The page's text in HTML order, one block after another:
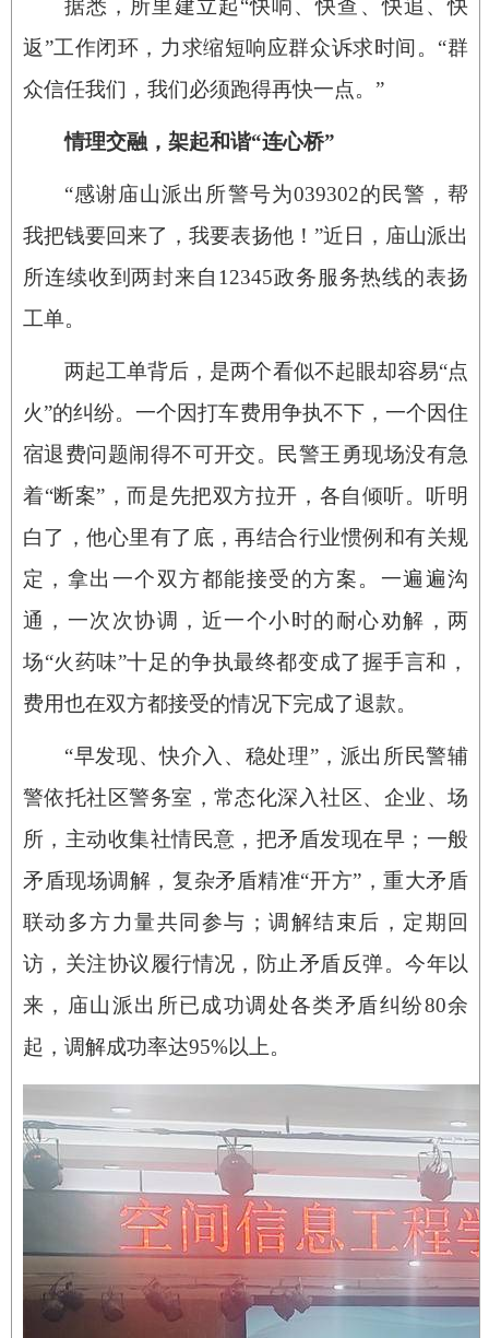
据悉，所里建立起“快响、快查、快追、快
返”工作闭环，力求缩短响应群众诉求时间。“群
众信任我们，我们必须跑得再快一点。”
情理交融，架起和谐“连心桥”
“感谢庙山派出所警号为039302的民警，帮
我把钱要回来了，我要表扬他！”近日，庙山派出
所连续收到两封来自12345政务服务热线的表扬
工单。
两起工单背后，是两个看似不起眼却容易“点
火”的纠纷。一个因打车费用争执不下，一个因住
宿退费问题闹得不可开交。民警王勇现场没有急
着“断案”，而是先把双方拉开，各自倾听。听明
白了，他心里有了底，再结合行业惯例和有关规
定，拿出一个双方都能接受的方案。一遍遍沟
通，一次次协调，近一个小时的耐心劝解，两
场“火药味”十足的争执最终都变成了握手言和，
费用也在双方都接受的情况下完成了退款。
“早发现、快介入、稳处理”，派出所民警辅
警依托社区警务室，常态化深入社区、企业、场
所，主动收集社情民意，把矛盾发现在早；一般
矛盾现场调解，复杂矛盾精准“开方”，重大矛盾
联动多方力量共同参与；调解结束后，定期回
访，关注协议履行情况，防止矛盾反弹。今年以
来，庙山派出所已成功调处各类矛盾纠纷80余
起，调解成功率达95%以上。